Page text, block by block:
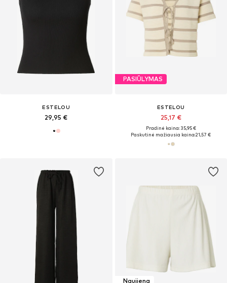
ESTELOU
29,95 €
PASIŪLYMAS
ESTELOU
25,17 €
Pradinė kaina: 35,95 €
Paskutinė mažiausia kaina:21,57 €
Naujiena